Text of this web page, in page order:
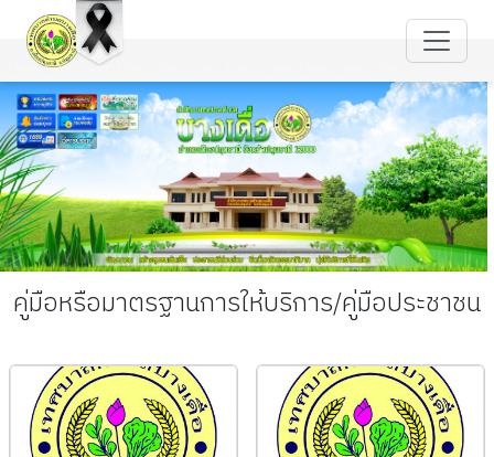
คู่มือหรือมาตรฐานการให้บริการ/คู่มือประชาชน